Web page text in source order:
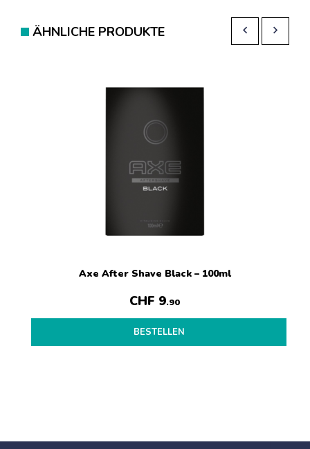
ÄHNLICHE PRODUKTE
Axe After Shave Black – 100ml
CHF 9.90
BESTELLEN